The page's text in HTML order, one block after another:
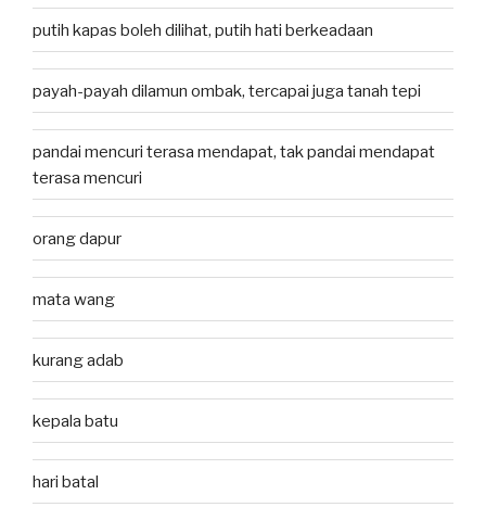
putih kapas boleh dilihat, putih hati berkeadaan
payah-payah dilamun ombak, tercapai juga tanah tepi
pandai mencuri terasa mendapat, tak pandai mendapat
terasa mencuri
orang dapur
mata wang
kurang adab
kepala batu
hari batal